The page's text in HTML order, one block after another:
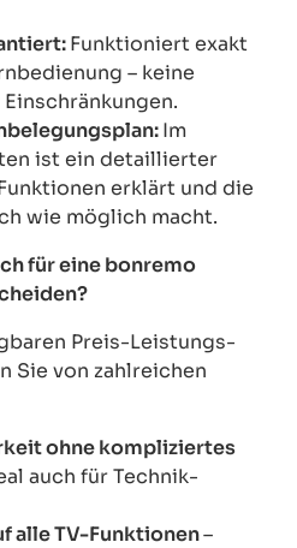
Funktioniert exakt
– keine
Im
ist ein detaillierter
erklärt und die
wie möglich macht.
für eine bonremo
Preis-Leistungs-
Sie von zahlreichen
ohne kompliziertes
auch für Technik-
alle TV-Funktionen–